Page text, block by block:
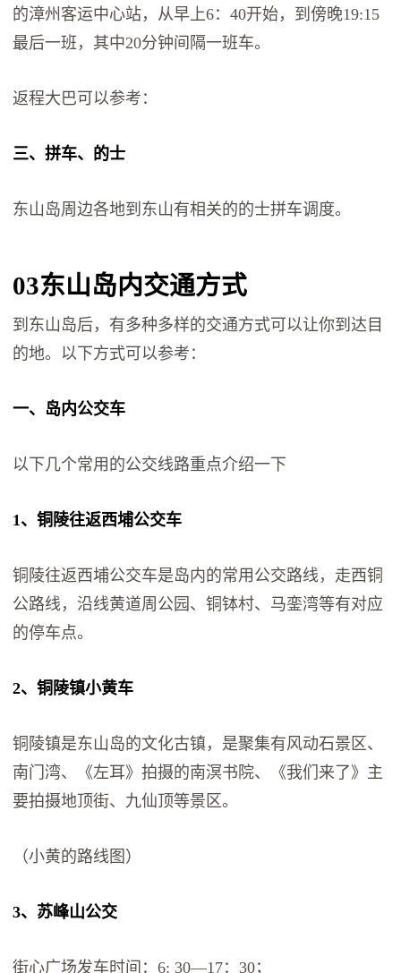
的漳州客运中心站，从早上6：40开始，到傍晚19:15
最后一班，其中20分钟间隔一班车。
返程大巴可以参考：
三、拼车、的士
东山岛周边各地到东山有相关的的士拼车调度。
03东山岛内交通方式
到东山岛后，有多种多样的交通方式可以让你到达目
的地。以下方式可以参考：
一、岛内公交车
以下几个常用的公交线路重点介绍一下
1、铜陵往返西埔公交车
铜陵往返西埔公交车是岛内的常用公交路线，走西铜
公路线，沿线黄道周公园、铜钵村、马銮湾等有对应
的停车点。
2、铜陵镇小黄车
铜陵镇是东山岛的文化古镇，是聚集有风动石景区、
南门湾、《左耳》拍摄的南溟书院、《我们来了》主
要拍摄地顶街、九仙顶等景区。
（小黄的路线图）
3、苏峰山公交
街心广场发车时间：6: 30—17：30；